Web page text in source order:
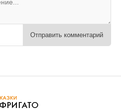
Отправить комментарий